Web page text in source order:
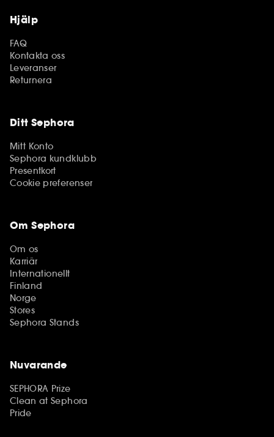
Hjälp
FAQ
Kontakta oss
Leveranser
Returnera
Ditt Sephora
Mitt Konto
Sephora kundklubb
Presentkort
Cookie preferenser
Om Sephora
Om os
Karriär
Internationellt
Finland
Norge
Stores
Sephora Stands
Nuvarande
SEPHORA Prize
Clean at Sephora
Pride